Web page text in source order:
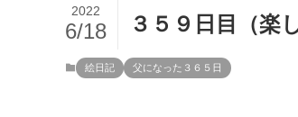
３５９日目（楽
2022
6/18
絵日記 父になった３６５日